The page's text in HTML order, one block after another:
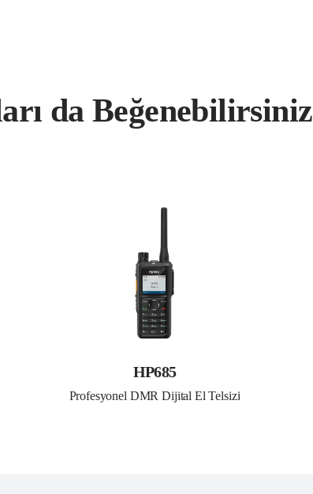
da Beğenebilirsiniz
HP685
Profesyonel DMR Dijital El Telsizi